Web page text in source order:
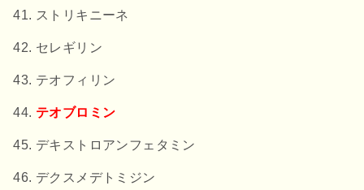
ストリキニーネ
セレギリン
テオフィリン
テオブロミン
デキストロアンフェタミン
デクスメデトミジン